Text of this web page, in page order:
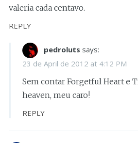
valeria cada centavo.
REPLY
pedroluts says:
23 de April de 2012 at 4:12 PM
Sem contar Forgetful Heart e
heaven, meu caro!
REPLY